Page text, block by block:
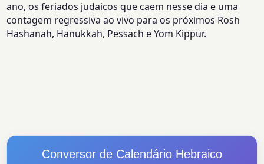
ano, os feriados judaicos que caem nesse dia e uma
contagem regressiva ao vivo para os próximos Rosh
Hashanah, Hanukkah, Pessach e Yom Kippur.
Conversor de Calendário Hebraico